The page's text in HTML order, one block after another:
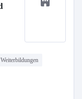
Weiterbildungen